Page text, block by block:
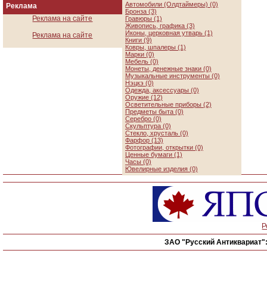
Реклама
Реклама на сайте
Реклама на сайте
Автомобили (Олдтаймеры) (0)
Бронза (3)
Гравюры (1)
Живопись, графика (3)
Иконы, церковная утварь (1)
Книги (9)
Ковры, шпалеры (1)
Марки (0)
Мебель (0)
Монеты, денежные знаки (0)
Музыкальные инструменты (0)
Нэцкэ (0)
Одежда, аксессуары (0)
Оружие (12)
Осветительные приборы (2)
Предметы быта (0)
Серебро (0)
Скульптура (0)
Стекло, хрусталь (0)
Фарфор (13)
Фотографии, открытки (0)
Ценные бумаги (1)
Часы (0)
Ювелирные изделия (0)
ЗАО "Русский Антиквариат":